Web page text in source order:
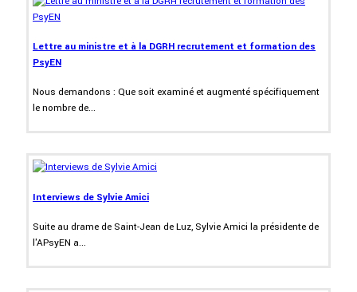
Lettre au ministre et à la DGRH recrutement et formation des
PsyEN
Nous demandons : Que soit examiné et augmenté spécifiquement
le nombre de...
Interviews de Sylvie Amici
Suite au drame de Saint-Jean de Luz, Sylvie Amici la présidente de
l'APsyEN a...